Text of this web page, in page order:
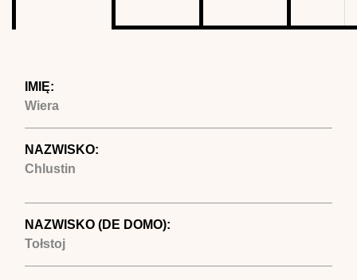
karta)
IMIĘ:
Wiera
NAZWISKO:
Chlustin
NAZWISKO (DE DOMO):
Tołstoj